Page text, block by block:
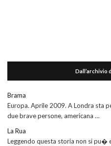
Dall’archivio
Brama
Europa. Aprile 2009. A Londra sta
due brave persone, americana …
La Rua
Leggendo questa storia non si pu�